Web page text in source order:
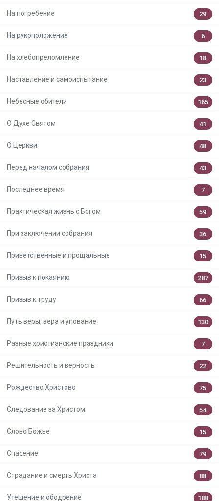
На погребение 29
На рукоположение 6
На хлебопреломление 18
Наставление и самоиспытание 23
Небесные обители 165
О Духе Святом 41
О Церкви 48
Перед началом собрания 43
Последнее время 7
Практическая жизнь с Богом 59
При заключении собрания 36
Приветственные и прощальные 15
Призыв к покаянию 287
Призыв к труду 66
Путь веры, вера и упование 130
Разные христианские праздники 7
Решительность и верность 22
Рождество Христово 75
Следование за Христом 54
Слово Божье 15
Спасение 79
Страдание и смерть Христа 88
Утешение и ободрение 188